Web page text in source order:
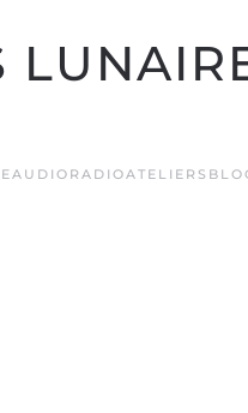
AUDIO RADIOATELIERS